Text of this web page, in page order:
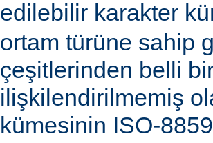
edilebilir karakter
ortam türüne sahip
çeşitlerinden belli
ilişkilendirilmemiş
kümesinin ISO-